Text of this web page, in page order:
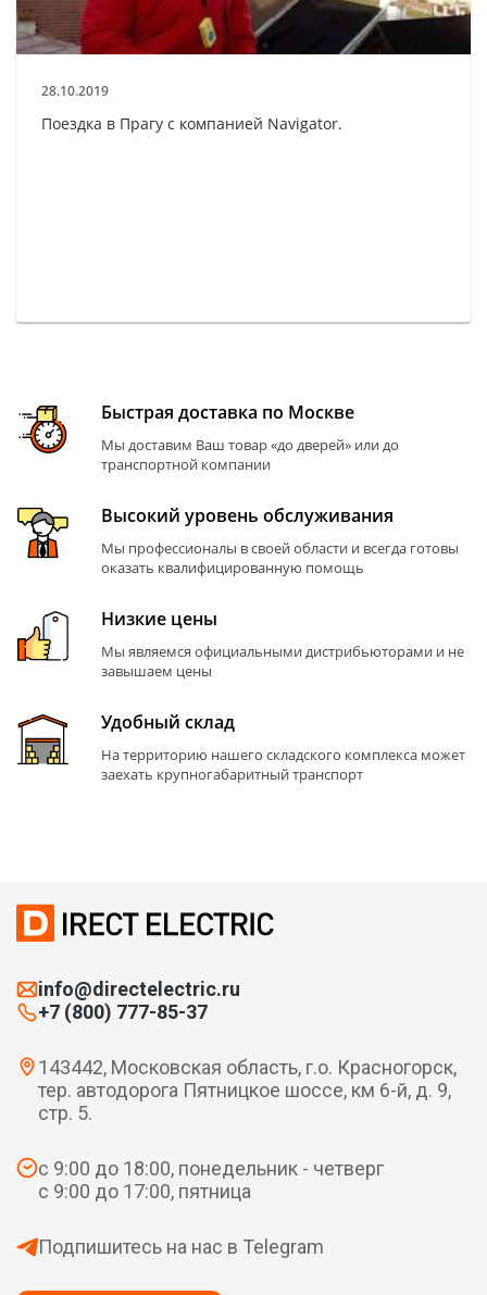
28.10.2019
Поездка в Прагу с компанией Navigator.
Быстрая доставка по Москве
Мы доставим Ваш товар «до дверей» или до
транспортной компании
Высокий уровень обслуживания
Мы профессионалы в своей области и всегда готовы
оказать квалифицированную помощь
Низкие цены
Мы являемся официальными дистрибьюторами и не
завышаем цены
Удобный склад
На территорию нашего складского комплекса может
заехать крупногабаритный транспорт
info@directelectric.ru
+7 (800) 777-85-37
143442, Московская область, г.о. Красногорск,
тер. автодорога Пятницкое шоссе, км 6-й, д. 9,
стр. 5.
с 9:00 до 18:00, понедельник - четверг
с 9:00 до 17:00, пятница
Подпишитесь на нас в Telegram